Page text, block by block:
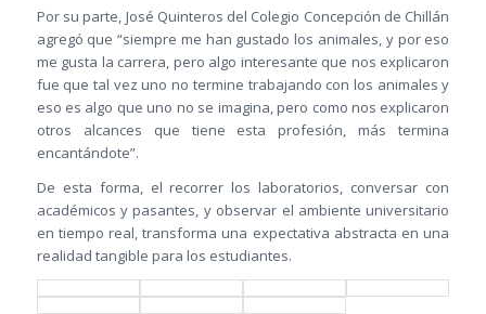
Por su parte, José Quinteros del Colegio Concepción de Chillán
agregó que “siempre me han gustado los animales, y por eso
me gusta la carrera, pero algo interesante que nos explicaron
fue que tal vez uno no termine trabajando con los animales y
eso es algo que uno no se imagina, pero como nos explicaron
otros alcances que tiene esta profesión, más termina
encantándote”.
De esta forma, el recorrer los laboratorios, conversar con
académicos y pasantes, y observar el ambiente universitario
en tiempo real, transforma una expectativa abstracta en una
realidad tangible para los estudiantes.